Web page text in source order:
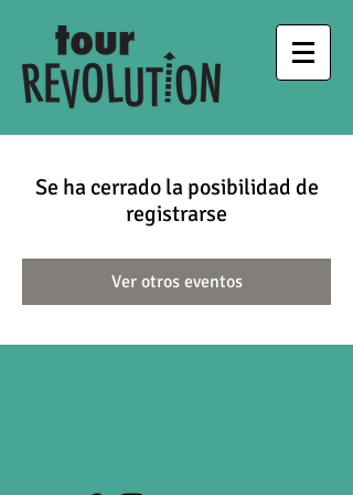
Se ha cerrado la posibilidad de
registrarse
Ver otros eventos